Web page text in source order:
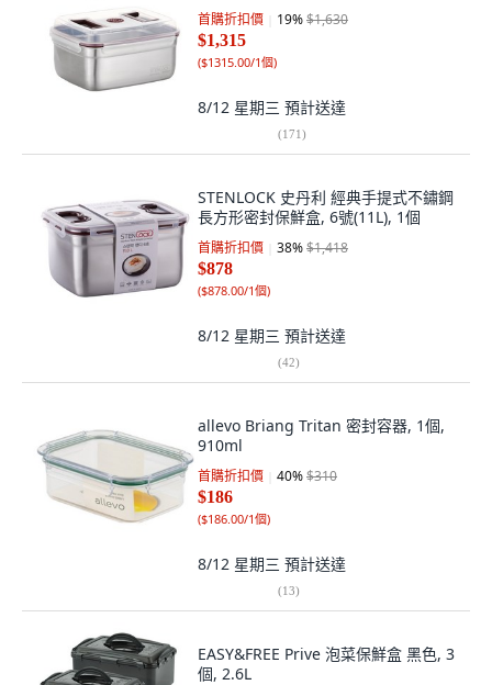
首購折扣價 19%$1,630
$1,315
($1315.00/1個)
8/12 星期三 預計送達
(171)
STENLOCK 史丹利 經典手提式不鏽鋼
長方形密封保鮮盒, 6號(11L), 1個
首購折扣價 38%$1,418
$878
($878.00/1個)
8/12 星期三 預計送達
(42)
allevo Briang Tritan 密封容器, 1個,
910ml
首購折扣價 40%$310
$186
($186.00/1個)
8/12 星期三 預計送達
(13)
EASY&FREE Prive 泡菜保鮮盒 黑色, 3
個, 2.6L